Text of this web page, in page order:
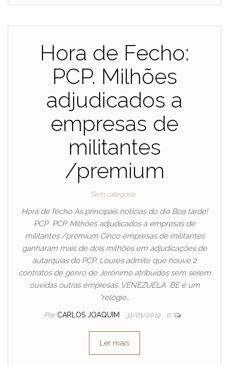
Hora de Fecho:
PCP. Milhões
adjudicados a
empresas de
militantes
/premium
Sem categoria
Hora de fecho As principais notícias do dia Boa tarde!
PCP PCP. Milhões adjudicados a empresas de
militantes /premium Cinco empresas de militantes
ganharam mais de dois milhões em adjudicações de
autarquias do PCP. Loures admite que houve 2
contratos de genro de Jerónimo atribuídos sem serem
ouvidas outras empresas. VENEZUELA BE é um
“relógio…
Por CARLOS JOAQUIM 31/01/2019 0
Ler mais